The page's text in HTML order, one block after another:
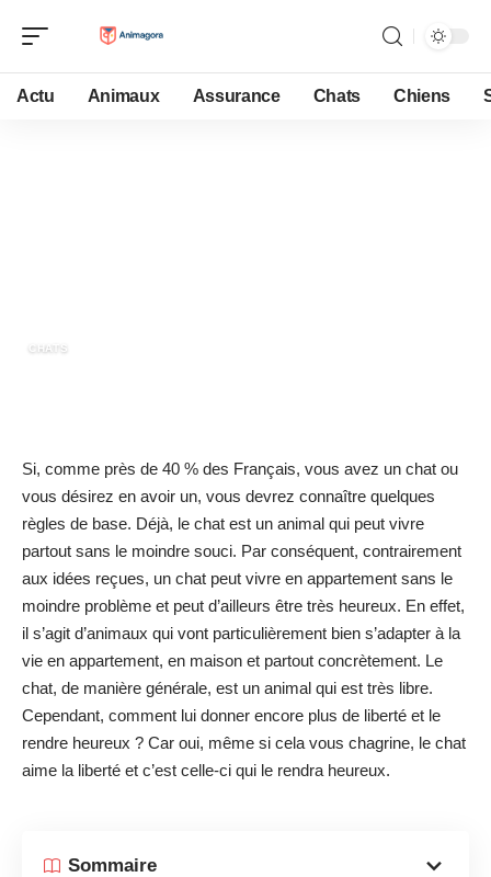
Actu Animaux Assurance Chats Chiens
CHATS
Si, comme près de 40 % des Français, vous avez un chat ou
vous désirez en avoir un, vous devrez connaître quelques
règles de base. Déjà, le chat est un animal qui peut vivre
partout sans le moindre souci. Par conséquent, contrairement
aux idées reçues, un chat peut vivre en appartement sans le
moindre problème et peut d’ailleurs être très heureux. En effet,
il s’agit d’animaux qui vont particulièrement bien s’adapter à la
vie en appartement, en maison et partout concrètement. Le
chat, de manière générale, est un animal qui est très libre.
Cependant, comment lui donner encore plus de liberté et le
rendre heureux ? Car oui, même si cela vous chagrine, le chat
aime la liberté et c’est celle-ci qui le rendra heureux.
Sommaire